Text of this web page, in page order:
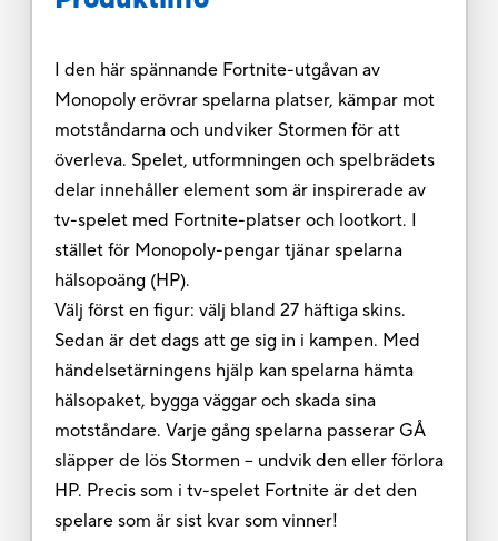
I den här spännande Fortnite-utgåvan av
Monopoly erövrar spelarna platser, kämpar mot
motståndarna och undviker Stormen för att
överleva. Spelet, utformningen och spelbrädets
delar innehåller element som är inspirerade av
tv-spelet med Fortnite-platser och lootkort. I
stället för Monopoly-pengar tjänar spelarna
hälsopoäng (HP).
Välj först en figur: välj bland 27 häftiga skins.
Sedan är det dags att ge sig in i kampen. Med
händelsetärningens hjälp kan spelarna hämta
hälsopaket, bygga väggar och skada sina
motståndare. Varje gång spelarna passerar GÅ
släpper de lös Stormen – undvik den eller förlora
HP. Precis som i tv-spelet Fortnite är det den
spelare som är sist kvar som vinner!